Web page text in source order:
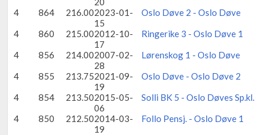
4
864 216.002023-01-
15
Oslo Døve 2 - Oslo Døve
4
860 215.002012-10-
17
Ringerike 3 - Oslo Døve 1
4
856 214.002007-02-
28
Lørenskog 1 - Oslo Døve
4
855 213.752021-09-
19
Oslo Døve - Oslo Døve 2
4
854 213.502015-05-
06
Solli BK 5 - Oslo Døves Sp.kl.
4
850 212.502014-03-
19
Follo Pensj. - Oslo Døve 1